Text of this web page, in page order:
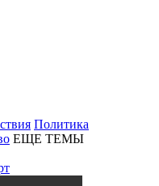
Политика
ЕЩЕ ТЕМЫ